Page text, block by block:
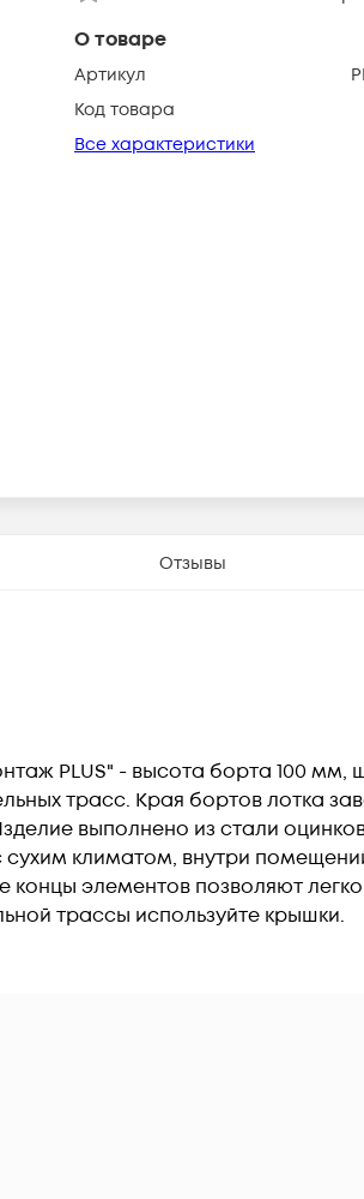
О товаре
Артикул
Код товара
Все характеристики
Отзывы
PLUS" - высота борта 100
трасс. Края бортов лотка
выполнено из стали
климатом, внутри
концы элементов позволяют
трассы используйте крышки.